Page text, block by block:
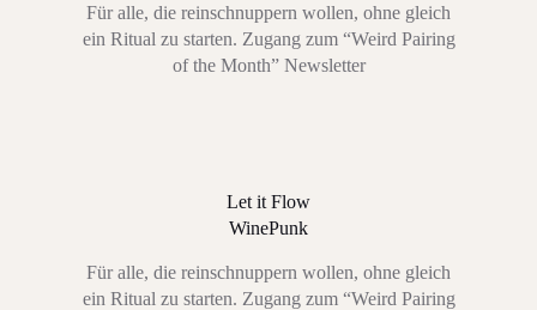
Für alle, die reinschnuppern wollen, ohne gleich
ein Ritual zu starten. Zugang zum “Weird Pairing
of the Month” Newsletter
Let it Flow
WinePunk
Für alle, die reinschnuppern wollen, ohne gleich
ein Ritual zu starten. Zugang zum “Weird Pairing